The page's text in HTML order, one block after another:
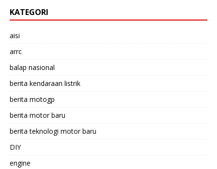
KATEGORI
aisi
arrc
balap nasional
berita kendaraan listrik
berita motogp
berita motor baru
berita teknologi motor baru
DIY
engine